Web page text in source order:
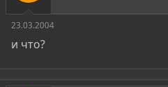
23.03.2004
и что?